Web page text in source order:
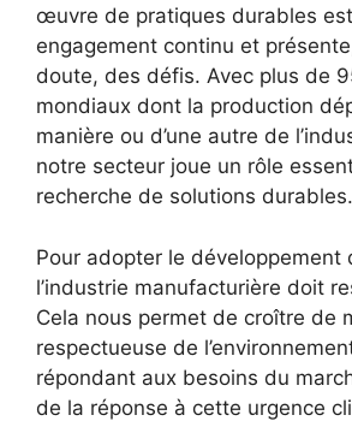
œuvre de pratiques durables
engagement continu et
doute, des défis. Avec plus de
mondiaux dont la production
manière ou d’une autre de
notre secteur joue un rôle
recherche de solutions durables.
Pour adopter le développement
l’industrie manufacturière doit
Cela nous permet de croître de
respectueuse de
répondant aux besoins du
de la réponse à cette urgence